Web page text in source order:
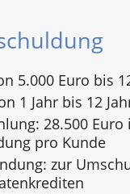
5.000 Euro bis
1 Jahr bis 12
28.500
pro Kunde
zur